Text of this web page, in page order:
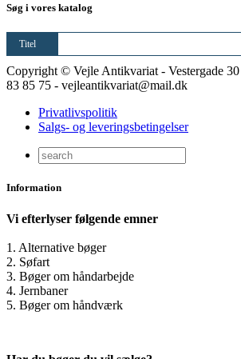
Søg i vores katalog
Titel
Copyright © Vejle Antikvariat - Vestergade
83 85 75 - vejleantikvariat@mail.dk
Privatlivspolitik
Salgs- og leveringsbetingelser
Information
Vi efterlyser følgende emner
1. Alternative bøger
2. Søfart
3. Bøger om håndarbejde
4. Jernbaner
5. Bøger om håndværk